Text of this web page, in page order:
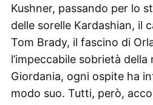
Kushner, passando per lo
delle sorelle Kardashian, il
Tom Brady, il fascino di
l’impeccabile sobrietà della
Giordania, ogni ospite ha
modo suo. Tutti, però,